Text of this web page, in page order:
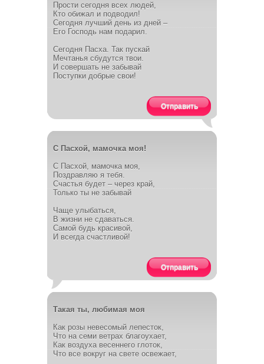
Прости сегодня всех людей,
Кто обижал и подводил!
Сегодня лучший день из дней –
Его Господь нам подарил.
Сегодня Пасха. Так пускай
Мечтанья сбудутся твои.
И совершать не забывай
Поступки добрые свои!
Отправить
С Пасхой, мамочка моя!
С Пасхой, мамочка моя,
Поздравляю я тебя.
Счастья будет – через край,
Только ты не забывай
Чаще улыбаться,
В жизни не сдаваться.
Самой будь красивой,
И всегда счастливой!
Отправить
Такая ты, любимая моя
Как розы невесомый лепесток,
Что на семи ветрах благоухает,
Как воздуха весеннего глоток,
Что все вокруг на свете освежает,